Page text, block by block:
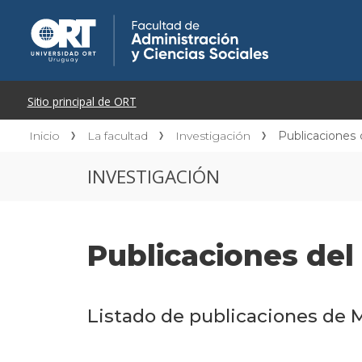
Inicio La facultad Investigación Publicaciones
INVESTIGACIÓN
Publicaciones
Listado de publicaciones de